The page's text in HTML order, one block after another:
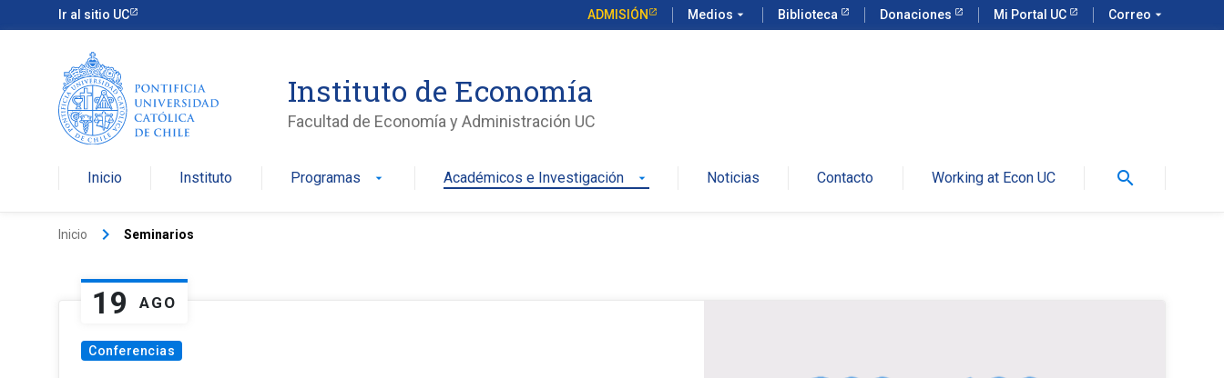
Ir al sitio UC ADMISIÓN Medios arrow_drop_down Biblioteca Donaciones Mi Portal UC Correo arrow_drop_down
Instituto de Economía
Facultad de Economía y Administración UC
Inicio Instituto Programas arrow_drop_down Académicos e Investigación arrow_drop_down Noticias Contacto Working at Econ UC search
Inicio keyboard_arrow_right Seminarios
19 AGO
Conferencias